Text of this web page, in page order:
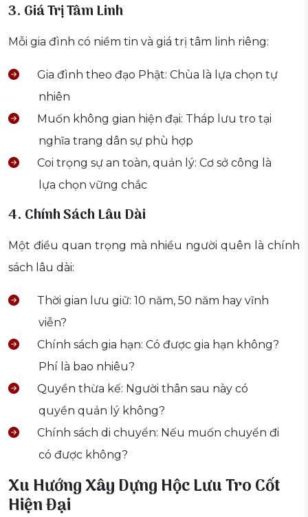
3. Giá Trị Tâm Linh
Mỗi gia đình có niềm tin và giá trị tâm linh riêng:
Gia đình theo đạo Phật: Chùa là lựa chọn tự
nhiên
Muốn không gian hiện đại: Tháp lưu tro tại
nghĩa trang dân sự phù hợp
Coi trọng sự an toàn, quản lý: Cơ sở công là
lựa chọn vững chắc
4. Chính Sách Lâu Dài
Một điều quan trọng mà nhiều người quên là chính
sách lâu dài:
Thời gian lưu giữ: 10 năm, 50 năm hay vĩnh
viễn?
Chính sách gia hạn: Có được gia hạn không?
Phí là bao nhiêu?
Quyền thừa kế: Người thân sau này có
quyền quản lý không?
Chính sách di chuyển: Nếu muốn chuyển đi
có được không?
Xu Hướng Xây Dựng Hộc Lưu Tro Cốt
Hiện Đại